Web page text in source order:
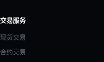
交易服务
现货交易
合约交易